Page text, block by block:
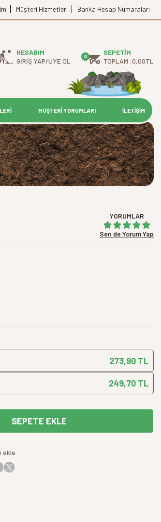
Müşteri Hizmetleri Banka Hesap Numaraları
HESABIM
GIRIŞ YAP/ÜYE OL
0
SEPETIM
TOPLAM :0,00TL
MÜŞTERİ YORUMLARI İLETİŞİM
Yeni Ürün
YORUMLAR
Sen de Yorum Yap
273,90 TL
249,70 TL
SEPETE EKLE
ekle